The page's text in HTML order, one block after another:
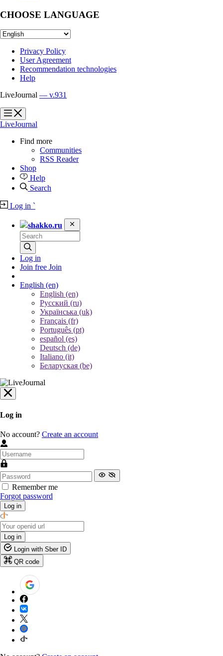
CHOOSE LANGUAGE
Privacy Policy
User Agreement
Recommendation technologies
Help
LiveJournal — v.931
?
?
LiveJournal
Find more
Communities
RSS Reader
Shop
Help
Search
Log in `
shakko.ru
Log in
Join free Join
English (en)
English (en)
Русский (ru)
Українська (uk)
Français (fr)
Português (pt)
español (es)
Deutsch (de)
Italiano (it)
Беларуская (be)
Log in
No account? Create an account
Remember me
Forgot password
Log in
Log in
Login with Sber ID
QR code